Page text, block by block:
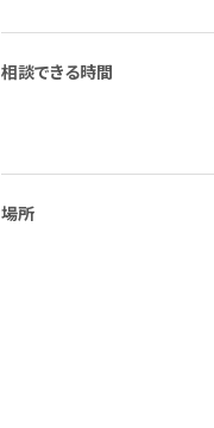
相談できる時間
場所